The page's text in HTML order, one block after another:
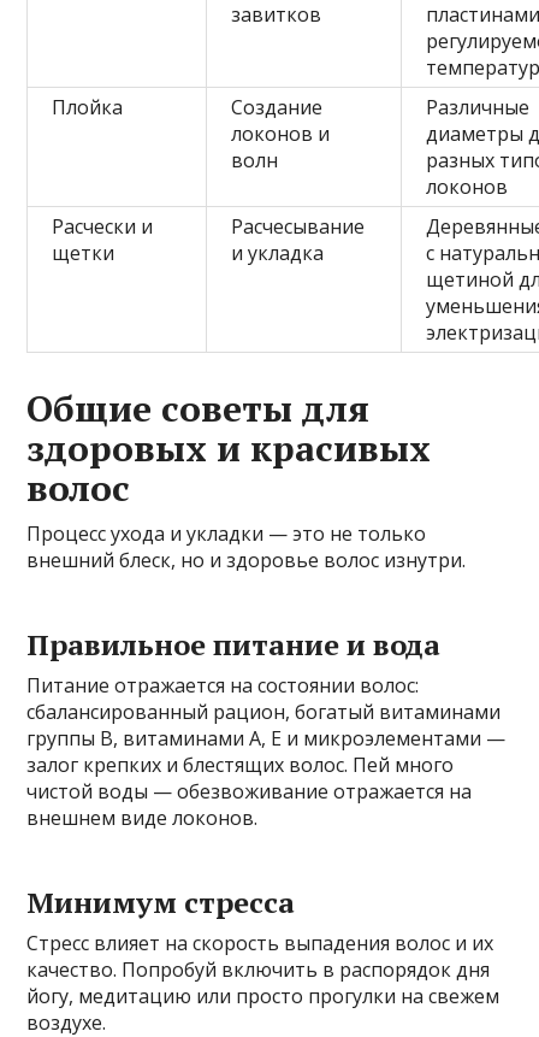
завитков
Плойка
Создание
локонов и
волн
Различные
диаметры
разных
локонов
Расчески и
щетки
Расчесывание
и укладка
с
щетиной
Общие советы для
здоровых и красивых
волос
Процесс ухода и укладки — это не только
внешний блеск, но и здоровье волос изнутри.
Правильное питание и вода
Питание отражается на состоянии волос:
сбалансированный рацион, богатый витаминами
группы B, витаминами A, E и микроэлементами —
залог крепких и блестящих волос. Пей много
чистой воды — обезвоживание отражается на
внешнем виде локонов.
Минимум стресса
Стресс влияет на скорость выпадения волос и их
качество. Попробуй включить в распорядок дня
йогу, медитацию или просто прогулки на свежем
воздухе.